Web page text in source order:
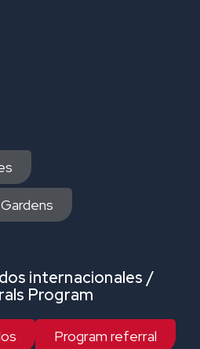
internacionales /
Program
Program referral